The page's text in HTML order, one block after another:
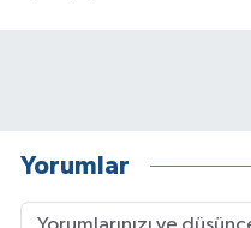
Yorumlar